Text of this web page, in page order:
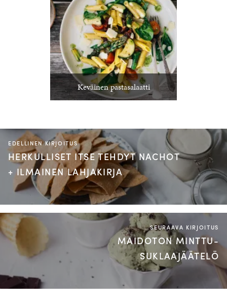
Keväinen pastasalaatti
EDELLINEN KIRJOITUS
HERKULLISET ITSE TEHDYT NACHOT
+ ILMAINEN LAHJAKIRJA
SEURAAVA KIRJOITUS
MAIDOTON MINTTU-
SUKLAAJÄÄTELÖ